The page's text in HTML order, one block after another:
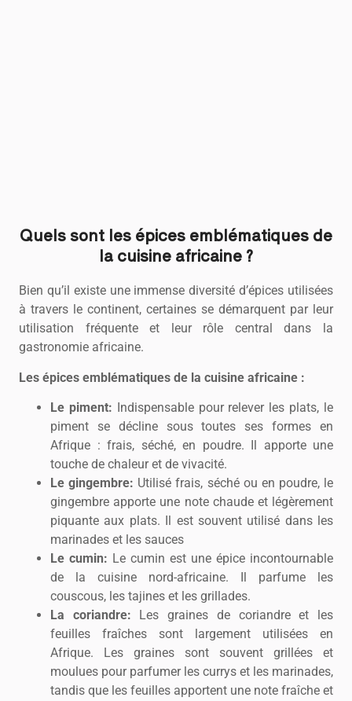
Quels sont les épices emblématiques de
la cuisine africaine ?
Bien qu’il existe une immense diversité d’épices utilisées
à travers le continent, certaines se démarquent par leur
utilisation fréquente et leur rôle central dans la
gastronomie africaine.
Les épices emblématiques de la cuisine africaine :
Le piment: Indispensable pour relever les plats, le
piment se décline sous toutes ses formes en
Afrique : frais, séché, en poudre. Il apporte une
touche de chaleur et de vivacité.
Le gingembre: Utilisé frais, séché ou en poudre, le
gingembre apporte une note chaude et légèrement
piquante aux plats. Il est souvent utilisé dans les
marinades et les sauces
Le cumin: Le cumin est une épice incontournable
de la cuisine nord-africaine. Il parfume les
couscous, les tajines et les grillades.
La coriandre: Les graines de coriandre et les
feuilles fraîches sont largement utilisées en
Afrique. Les graines sont souvent grillées et
moulues pour parfumer les currys et les marinades,
tandis que les feuilles apportent une note fraîche et